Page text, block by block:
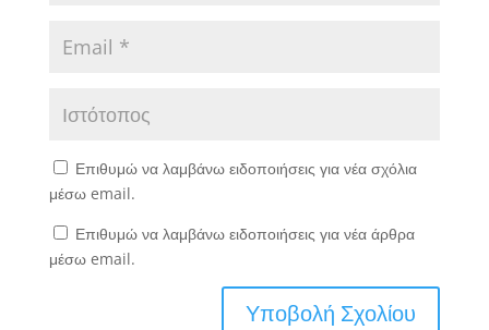
Επιθυμώ να λαμβάνω ειδοποιήσεις για νέα σχόλια
μέσω email.
Επιθυμώ να λαμβάνω ειδοποιήσεις για νέα άρθρα
μέσω email.